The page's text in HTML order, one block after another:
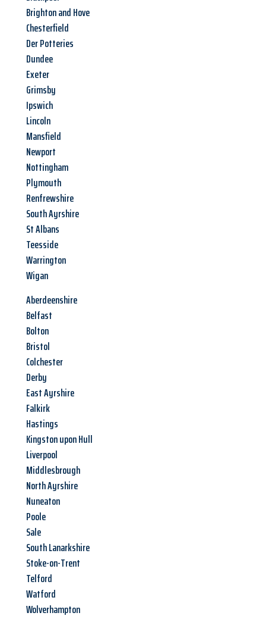
Brighton and Hove
Chesterfield
Der Potteries
Dundee
Exeter
Grimsby
Ipswich
Lincoln
Mansfield
Newport
Nottingham
Plymouth
Renfrewshire
South Ayrshire
St Albans
Teesside
Warrington
Wigan
Aberdeenshire
Belfast
Bolton
Bristol
Colchester
Derby
East Ayrshire
Falkirk
Hastings
Kingston upon Hull
Liverpool
Middlesbrough
North Ayrshire
Nuneaton
Poole
Sale
South Lanarkshire
Stoke-on-Trent
Telford
Watford
Wolverhampton